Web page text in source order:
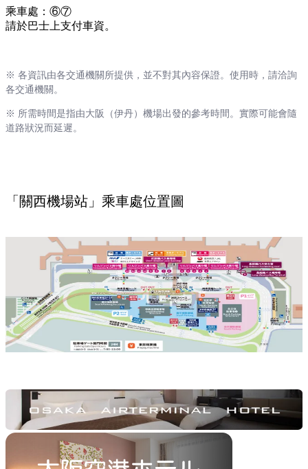
乘車處：⑥⑦
請於巴士上支付車資。
※ 各資訊由各交通機關所提供，並不對其內容保證。使用時，請洽詢
各交通機關。
※ 所需時間是指由大阪（伊丹）機場出發的參考時間。實際可能會隨
道路狀況而延遲。
「關西機場站」乘車處位置圖